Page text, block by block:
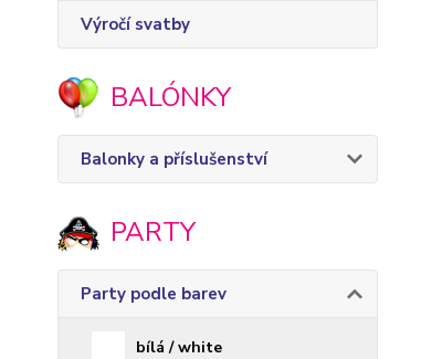
Výročí svatby
BALÓNKY
Balonky a příslušenství
PARTY
Party podle barev
bílá / white